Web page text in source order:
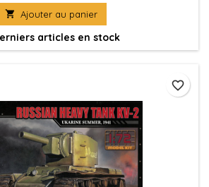
 Ajouter au panier
articles en stock
favorite_border